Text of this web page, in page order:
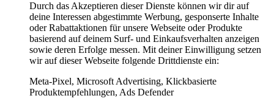
Durch das Akzeptieren dieser Dienste können wir dir auf
deine Interessen abgestimmte Werbung, gesponserte Inhalte
oder Rabattaktionen für unsere Webseite oder Produkte
basierend auf deinem Surf- und Einkaufsverhalten anzeigen
sowie deren Erfolge messen. Mit deiner Einwilligung setzen
wir auf dieser Webseite folgende Drittdienste ein:
Meta-Pixel, Microsoft Advertising, Klickbasierte
Produktempfehlungen, Ads Defender